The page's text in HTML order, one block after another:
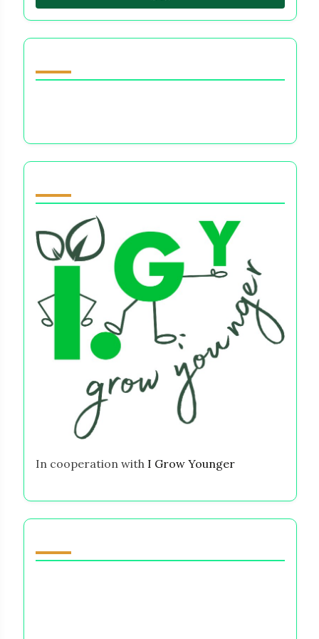
In cooperation with I Grow Younger